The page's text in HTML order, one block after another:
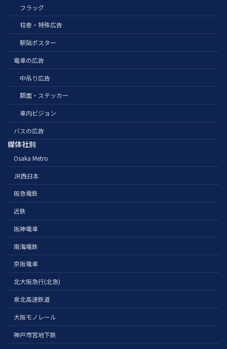
フラッグ
柱巻・特殊広告
駅貼ポスター
電車の広告
中吊り広告
額面・ステッカー
車内ビジョン
バスの広告
媒体社別
Osaka Metro
JR西日本
阪急電鉄
近鉄
阪神電車
南海電鉄
京阪電車
北大阪急行(北急)
泉北高速鉄道
大阪モノレール
神戸市営地下鉄